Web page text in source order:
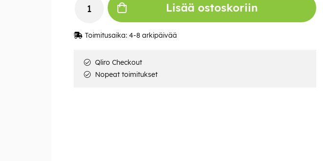
Lisää ostoskoriin
Toimitusaika: 4-8 arkipäivää
Qliro Checkout
Nopeat toimitukset